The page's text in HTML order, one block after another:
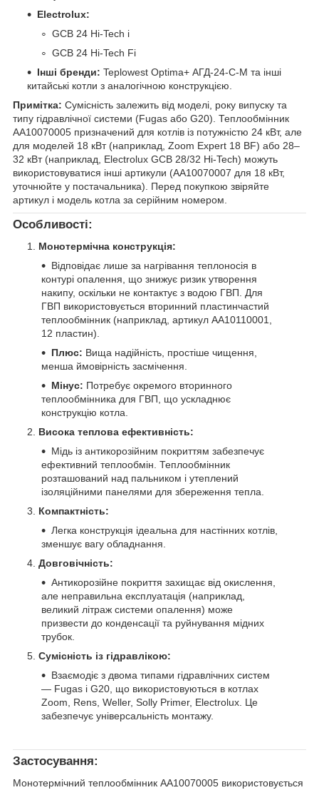
Electrolux:
GCB 24 Hi-Tech i
GCB 24 Hi-Tech Fi
Інші бренди: Teplowest Optima+ АГД-24-С-М та інші
китайські котли з аналогічною конструкцією.
Примітка: Сумісність залежить від моделі, року випуску та
типу гідравлічної системи (Fugas або G20). Теплообмінник
AA10070005 призначений для котлів із потужністю 24 кВт, але
для моделей 18 кВт (наприклад, Zoom Expert 18 BF) або 28–
32 кВт (наприклад, Electrolux GCB 28/32 Hi-Tech) можуть
використовуватися інші артикули (AA10070007 для 18 кВт,
уточнюйте у постачальника). Перед покупкою звіряйте
артикул і модель котла за серійним номером.
Особливості:
Монотермічна конструкція:
Відповідає лише за нагрівання теплоносія в
контурі опалення, що знижує ризик утворення
накипу, оскільки не контактує з водою ГВП. Для
ГВП використовується вторинний пластинчастий
теплообмінник (наприклад, артикул AA10110001,
12 пластин).
Плюс: Вища надійність, простіше чищення,
менша ймовірність засмічення.
Мінус: Потребує окремого вторинного
теплообмінника для ГВП, що ускладнює
конструкцію котла.
Висока теплова ефективність:
Мідь із антикорозійним покриттям забезпечує
ефективний теплообмін. Теплообмінник
розташований над пальником і утеплений
ізоляційними панелями для збереження тепла.
Компактність:
Легка конструкція ідеальна для настінних котлів,
зменшує вагу обладнання.
Довговічність:
Антикорозійне покриття захищає від окислення,
але неправильна експлуатація (наприклад,
великий літраж системи опалення) може
призвести до конденсації та руйнування мідних
трубок.
Сумісність із гідравлікою:
Взаємодіє з двома типами гідравлічних систем
— Fugas і G20, що використовуються в котлах
Zoom, Rens, Weller, Solly Primer, Electrolux. Це
забезпечує універсальність монтажу.
Застосування:
Монотермічний теплообмінник AA10070005 використовується